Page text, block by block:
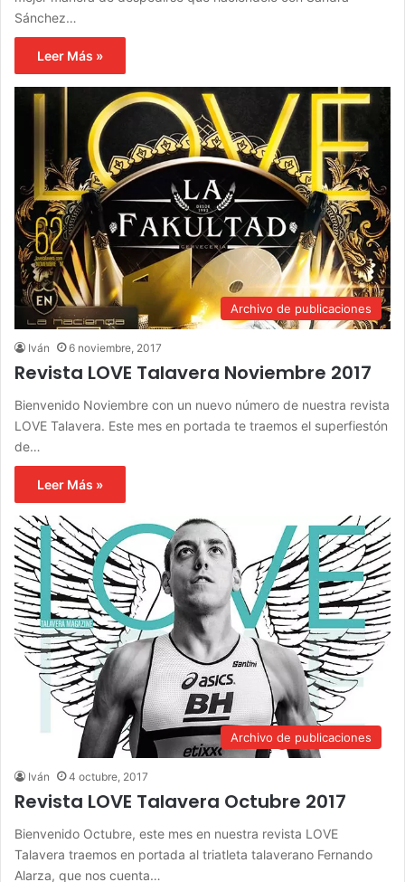
Sánchez…
Leer Más »
Archivo de publicaciones
Iván 6 noviembre, 2017
Revista LOVE Talavera Noviembre 2017
Bienvenido Noviembre con un nuevo número de nuestra revista
LOVE Talavera. Este mes en portada te traemos el superfiestón
de…
Leer Más »
Archivo de publicaciones
Iván 4 octubre, 2017
Revista LOVE Talavera Octubre 2017
Bienvenido Octubre, este mes en nuestra revista LOVE
Talavera traemos en portada al triatleta talaverano Fernando
Alarza, que nos cuenta…